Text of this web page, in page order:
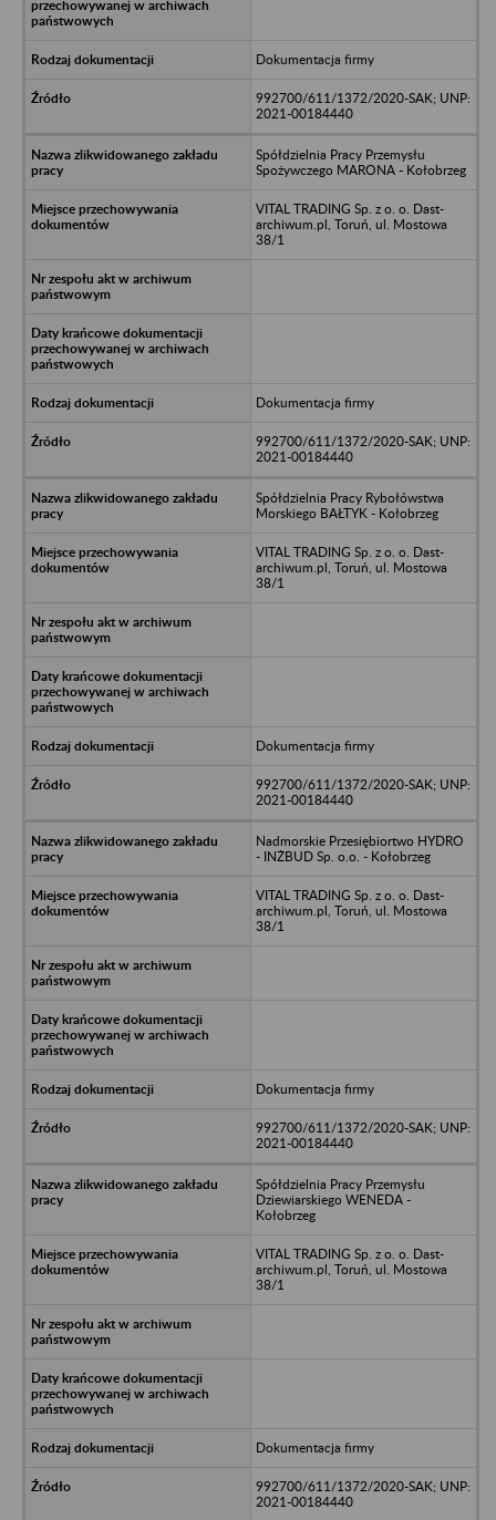
Dokumentacja firmy
992700/611/1372/2020-SAK; UNP:
2021-00184440
Spółdzielnia Pracy Przemysłu
Spożywczego MARONA - Kołobrzeg
VITAL TRADING Sp. z o. o. Dast-
archiwum.pl, Toruń, ul. Mostowa
38/1
Dokumentacja firmy
992700/611/1372/2020-SAK; UNP:
2021-00184440
Spółdzielnia Pracy Rybołówstwa
Morskiego BAŁTYK - Kołobrzeg
VITAL TRADING Sp. z o. o. Dast-
archiwum.pl, Toruń, ul. Mostowa
38/1
Dokumentacja firmy
992700/611/1372/2020-SAK; UNP:
2021-00184440
Nadmorskie Przesiębiortwo HYDRO
- INŻBUD Sp. o.o. - Kołobrzeg
VITAL TRADING Sp. z o. o. Dast-
archiwum.pl, Toruń, ul. Mostowa
38/1
Dokumentacja firmy
992700/611/1372/2020-SAK; UNP:
2021-00184440
Spółdzielnia Pracy Przemysłu
Dziewiarskiego WENEDA -
Kołobrzeg
VITAL TRADING Sp. z o. o. Dast-
archiwum.pl, Toruń, ul. Mostowa
38/1
Dokumentacja firmy
992700/611/1372/2020-SAK; UNP:
2021-00184440